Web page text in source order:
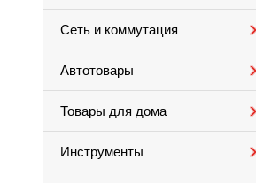
Сеть и коммутация
Автотовары
Товары для дома
Инструменты